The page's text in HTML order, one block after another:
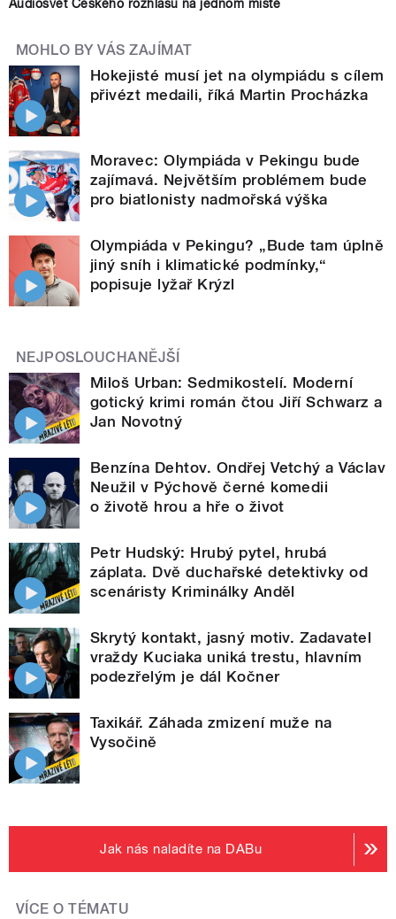
Audiosvět Českého rozhlasu na jednom místě
MOHLO BY VÁS ZAJÍMAT
Hokejisté musí jet na olympiádu s cílem
přivézt medaili, říká Martin Procházka
Moravec: Olympiáda v Pekingu bude
zajímavá. Největším problémem bude
pro biatlonisty nadmořská výška
Olympiáda v Pekingu? „Bude tam úplně
jiný sníh i klimatické podmínky,“
popisuje lyžař Krýzl
NEJPOSLOUCHANĚJŠÍ
Miloš Urban: Sedmikostelí. Moderní
gotický krimi román čtou Jiří Schwarz a
Jan Novotný
Benzína Dehtov. Ondřej Vetchý a Václav
Neužil v Pýchově černé komedii
o životě hrou a hře o život
Petr Hudský: Hrubý pytel, hrubá
záplata. Dvě duchařské detektivky od
scenáristy Kriminálky Anděl
Skrytý kontakt, jasný motiv. Zadavatel
vraždy Kuciaka uniká trestu, hlavním
podezřelým je dál Kočner
Taxikář. Záhada zmizení muže na
Vysočině
Jak nás naladíte na DABu
VÍCE O TÉMATU